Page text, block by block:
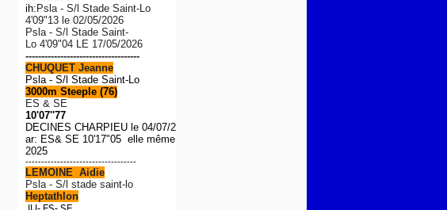
ih: Psla - S/l Stade Saint-Lo
4'09"13 le 02/05/2026
Psla - S/l Stade Saint-
Lo 4'09"04 LE 17/05/2026
------------------------------------
CHUQUET Jeanne
Psla - S/l Stade Saint-Lo
3000m Steeple (76)
ES & SE
10'07''77
DECINES CHARPIEU le 04/07/2026
ar: ES& SE 10'17"05 elle même le 01/08/
2025
-----------------------------------
LEMOINE Aidie
Psla - S/l stade saint-lo
Heptathlon